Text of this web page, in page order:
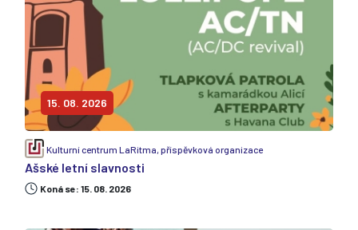
15. 08. 2026
Kulturní centrum LaRitma, příspěvková organizace
Ašské letní slavnosti
Koná se: 15. 08. 2026